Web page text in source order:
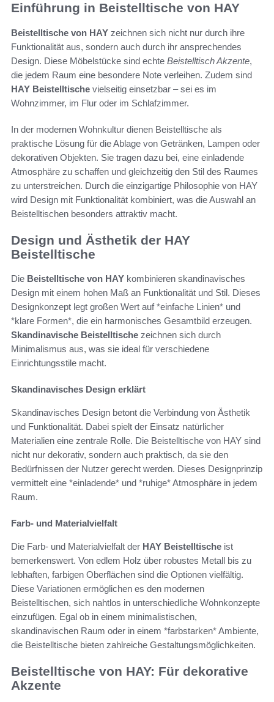
Einführung in Beistelltische von HAY
Beistelltische von HAY zeichnen sich nicht nur durch ihre
Funktionalität aus, sondern auch durch ihr ansprechendes
Design. Diese Möbelstücke sind echte Beistelltisch Akzente,
die jedem Raum eine besondere Note verleihen. Zudem sind
HAY Beistelltische vielseitig einsetzbar – sei es im
Wohnzimmer, im Flur oder im Schlafzimmer.
In der modernen Wohnkultur dienen Beistelltische als
praktische Lösung für die Ablage von Getränken, Lampen oder
dekorativen Objekten. Sie tragen dazu bei, eine einladende
Atmosphäre zu schaffen und gleichzeitig den Stil des Raumes
zu unterstreichen. Durch die einzigartige Philosophie von HAY
wird Design mit Funktionalität kombiniert, was die Auswahl an
Beistelltischen besonders attraktiv macht.
Design und Ästhetik der HAY
Beistelltische
Die Beistelltische von HAY kombinieren skandinavisches
Design mit einem hohen Maß an Funktionalität und Stil. Dieses
Designkonzept legt großen Wert auf *einfache Linien* und
*klare Formen*, die ein harmonisches Gesamtbild erzeugen.
Skandinavische Beistelltische zeichnen sich durch
Minimalismus aus, was sie ideal für verschiedene
Einrichtungsstile macht.
Skandinavisches Design erklärt
Skandinavisches Design betont die Verbindung von Ästhetik
und Funktionalität. Dabei spielt der Einsatz natürlicher
Materialien eine zentrale Rolle. Die Beistelltische von HAY sind
nicht nur dekorativ, sondern auch praktisch, da sie den
Bedürfnissen der Nutzer gerecht werden. Dieses Designprinzip
vermittelt eine *einladende* und *ruhige* Atmosphäre in jedem
Raum.
Farb- und Materialvielfalt
Die Farb- und Materialvielfalt der HAY Beistelltische ist
bemerkenswert. Von edlem Holz über robustes Metall bis zu
lebhaften, farbigen Oberflächen sind die Optionen vielfältig.
Diese Variationen ermöglichen es den modernen
Beistelltischen, sich nahtlos in unterschiedliche Wohnkonzepte
einzufügen. Egal ob in einem minimalistischen,
skandinavischen Raum oder in einem *farbstarken* Ambiente,
die Beistelltische bieten zahlreiche Gestaltungsmöglichkeiten.
Beistelltische von HAY: Für dekorative
Akzente